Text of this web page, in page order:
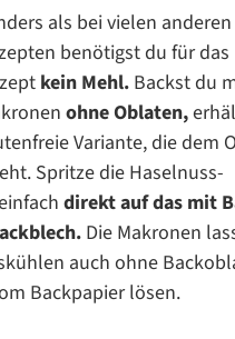
als bei vielen anderen
benötigst du für das
kein Mehl. Backst du
ohne Oblaten,
Variante, die dem
Spritze die Haselnuss-
direkt auf das mit
Die Makronen
auch ohne
Backpapier lösen.